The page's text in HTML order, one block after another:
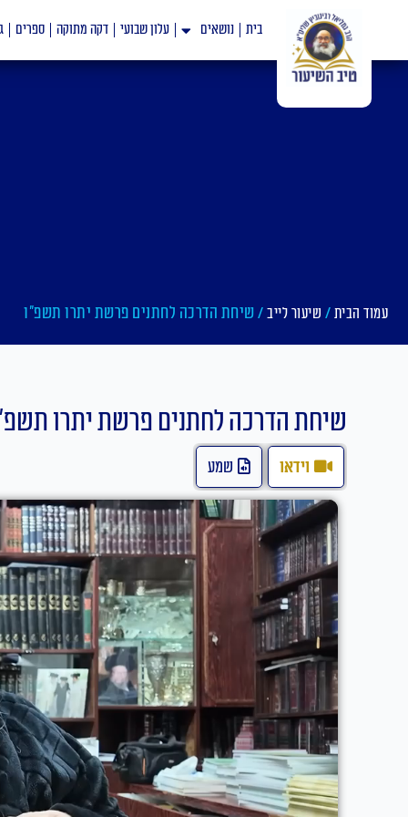
בית נושאים עלון שבועי דקה מתוקה ספרים
עמוד הבית / שיעור לייב / שיחת הדרכה לחתנים פרשת יתרו תשפ"ו
שיחת הדרכה לחתנים פרשת יתרו
וידאו שמע